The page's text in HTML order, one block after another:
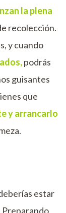
la plena
recolección.
y cuando
podrás
guisantes
que
y arrancarlo
estar
Preparando